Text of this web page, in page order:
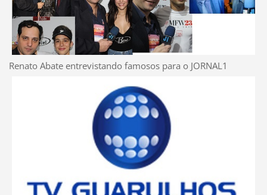
Renato Abate entrevistando famosos para o JORNAL1